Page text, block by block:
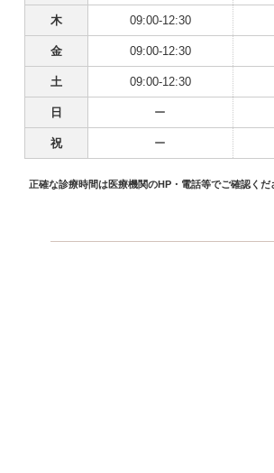
木 09:00-12:30
金 09:00-12:30
土 09:00-12:30
日 ー
祝 ー
正確な診療時間は医療機関のHP・電話等でご確認くだ